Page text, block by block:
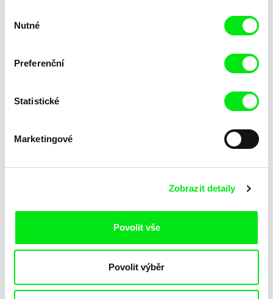
souhlasu
Nutné
Preferenční
Statistické
Marketingové
Zobrazit detaily
Povolit vše
Povolit výběrLubomír Beneš